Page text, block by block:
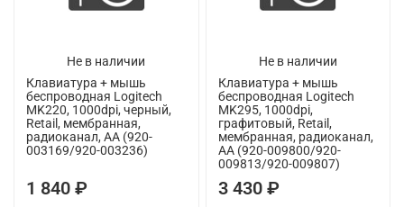
Не в наличии
Клавиатура + мышь
беспроводная Logitech
MK220, 1000dpi, черный,
Retail, мембранная,
радиоканал, AA (920-
003169/920-003236)
1 840 ₽
Не в наличии
Клавиатура + мышь
беспроводная Logitech
MK295, 1000dpi,
графитовый, Retail,
мембранная, радиоканал,
AA (920-009800/920-
009813/920-009807)
3 430 ₽